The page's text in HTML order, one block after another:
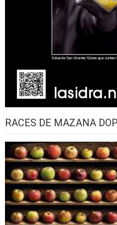
RACES DE MAZANA